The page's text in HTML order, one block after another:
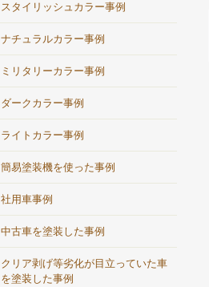
スタイリッシュカラー事例
ナチュラルカラー事例
ミリタリーカラー事例
ダークカラー事例
ライトカラー事例
簡易塗装機を使った事例
社用車事例
中古車を塗装した事例
クリア剥げ等劣化が目立っていた車
を塗装した事例